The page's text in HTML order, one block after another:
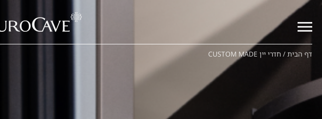
דף הבית / חדרי יין CUSTOM MADE